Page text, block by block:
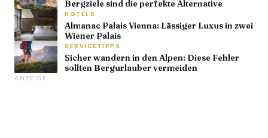
Bergziele sind die perfekte Alternative
HOTELS
Almanac Palais Vienna: Lässiger Luxus in zwei
Wiener Palais
SERVICETIPPS
Sicher wandern in den Alpen: Diese Fehler
sollten Bergurlauber vermeiden
ANZEIGE